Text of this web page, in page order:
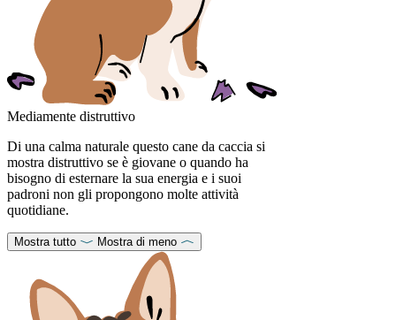
Mediamente distruttivo
Di una calma naturale questo cane da caccia si
mostra distruttivo se è giovane o quando ha
bisogno di esternare la sua energia e i suoi
padroni non gli propongono molte attività
quotidiane.
Mostra tutto Mostra di meno